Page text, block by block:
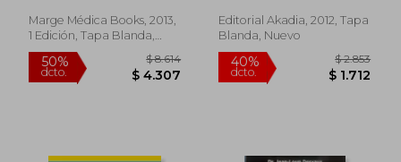
Secundino
Marge Médica Books, 2013,
1 Edición, Tapa Blanda,
Nuevo
Editorial Akadia, 2012, Tapa
Blanda, Nuevo